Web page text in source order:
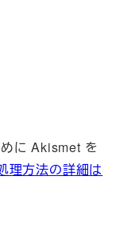
めに Akismet を
理方法の詳細は